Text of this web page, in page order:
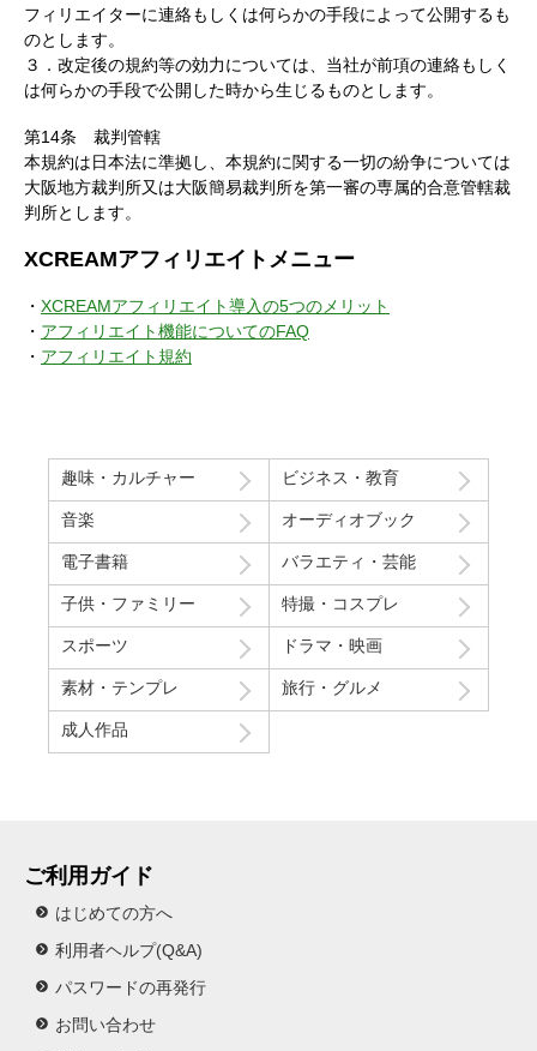
フィリエイターに連絡もしくは何らかの手段によって公開するも
のとします。
３．改定後の規約等の効力については、当社が前項の連絡もしく
は何らかの手段で公開した時から生じるものとします。
第14条 裁判管轄
本規約は日本法に準拠し、本規約に関する一切の紛争については
大阪地方裁判所又は大阪簡易裁判所を第一審の専属的合意管轄裁
判所とします。
XCREAMアフィリエイトメニュー
・ XCREAMアフィリエイト導入の5つのメリット
・ アフィリエイト機能についてのFAQ
・ アフィリエイト規約
趣味・カルチャー ビジネス・教育
音楽 オーディオブック
電子書籍 バラエティ・芸能
子供・ファミリー 特撮・コスプレ
スポーツ ドラマ・映画
素材・テンプレ 旅行・グルメ
成人作品
ご利用ガイド
はじめての方へ
利用者ヘルプ(Q&A)
パスワードの再発行
お問い合わせ